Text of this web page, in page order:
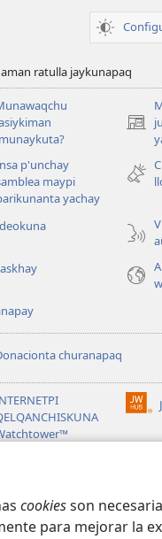
cookiesson
para mejorar la
ratulla jaykunapaq
(abre
nueva
p'unchay
maypi
yachay
churanapaq
(abre
nueva